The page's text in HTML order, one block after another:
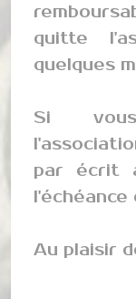
quitte
quelques
Si
par écrit
Au plaisir